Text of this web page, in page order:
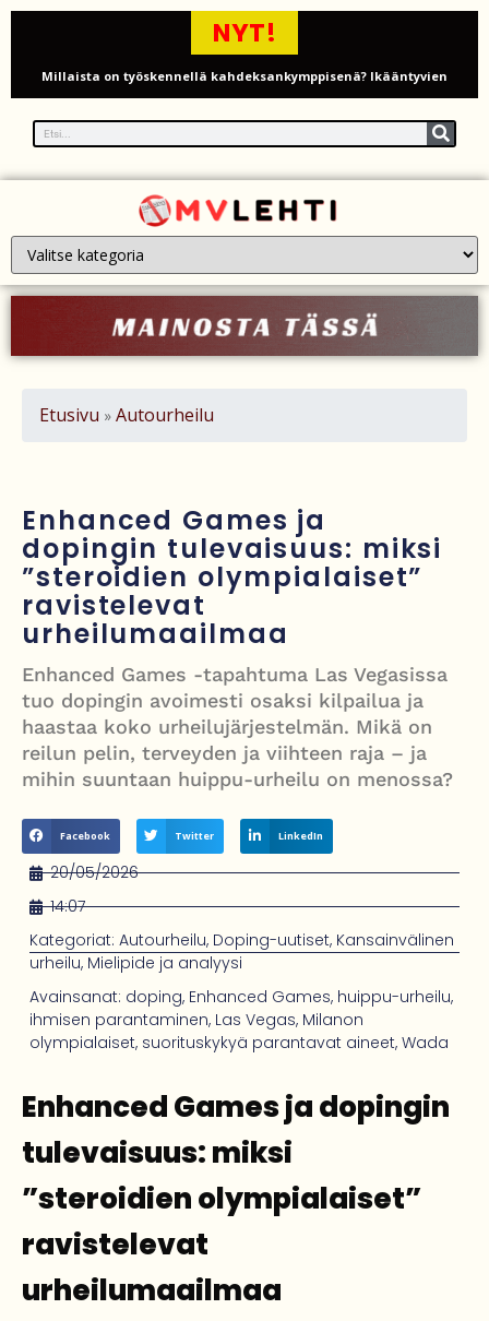
NYT!
Millaista on työskennellä kahdeksankymppisenä? Ikääntyvien
Iso-Britannia pysäytti Venäjän varjolaivaston öljytankkerin Englannin
kanaalissa – isku Putinin sotakassaan
Mies syytteessä, kun auto rysäytti läpi keilahallin seinän Derbyshiressä
New Yorkin NBA-mestaruusjuhlat riistäytyivät käsistä – teini ammuttiin
Nigel Farage vaatii ulkomaalaisten sulkemista pois sosiaalisesta
lentoasemalle
Justin Trudeau puolustautuu kritiikiltä – valitsi Katy Perryn
esiintymisen Kanadan MM-avauksen sijaan
Turistijuna kaatui Cártaman tapasjuhlilla – 17 loukkaantui Espanjassa
Etusivu » Autourheilu
Enhanced Games ja
dopingin tulevaisuus: miksi
”steroidien olympialaiset”
ravistelevat
urheilumaailmaa
Enhanced Games -tapahtuma Las Vegasissa
tuo dopingin avoimesti osaksi kilpailua ja
haastaa koko urheilujärjestelmän. Mikä on
reilun pelin, terveyden ja viihteen raja – ja
mihin suuntaan huippu-urheilu on menossa?
Facebook Twitter LinkedIn
20/05/2026
14:07
Kategoriat: Autourheilu, Doping-uutiset, Kansainvälinen
urheilu, Mielipide ja analyysi
Avainsanat: doping, Enhanced Games, huippu-urheilu,
ihmisen parantaminen, Las Vegas, Milanon
olympialaiset, suorituskykyä parantavat aineet, Wada
Enhanced Games ja dopingin
tulevaisuus: miksi
”steroidien olympialaiset”
ravistelevat
urheilumaailmaa